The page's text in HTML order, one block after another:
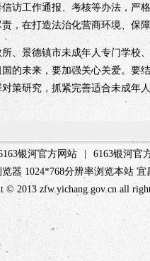
访工作通报、考核等办法，严
，在打造法治化营商环境、保
景德镇市未成年人专门学校、
的未来，要加强关心关爱。要
策研究，抓紧完善适合未成年
银河官方网站
6163银河官
器 1024*768分辨率浏览本站
© 2013 zfw.yichang.gov.cn all